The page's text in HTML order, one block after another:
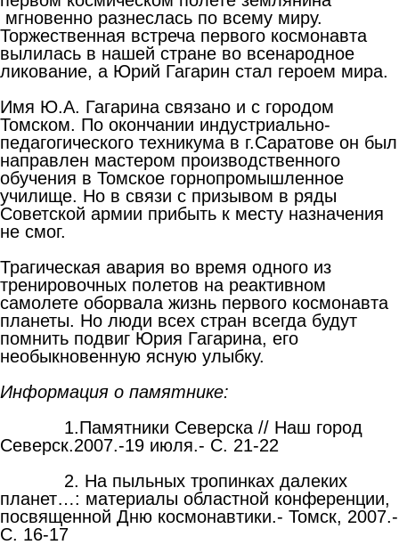
мгновенно разнеслась по всему миру.
Торжественная встреча первого космонавта
вылилась в нашей стране во всенародное
ликование, а Юрий Гагарин стал героем мира.
Имя Ю.А. Гагарина связано и с городом
Томском. По окончании индустриально-
педагогического техникума в г.Саратове он был
направлен мастером производственного
обучения в Томское горнопромышленное
училище. Но в связи с призывом в ряды
Советской армии прибыть к месту назначения
не смог.
Трагическая авария во время одного из
тренировочных полетов на реактивном
самолете оборвала жизнь первого космонавта
планеты. Но люди всех стран всегда будут
помнить подвиг Юрия Гагарина, его
необыкновенную ясную улыбку.
Информация о памятнике:
1.Памятники Северска // Наш город
Северск.2007.-19 июля.- С. 21-22
2. На пыльных тропинках далеких
планет…: материалы областной конференции,
посвященной Дню космонавтики.- Томск, 2007.-
С. 16-17